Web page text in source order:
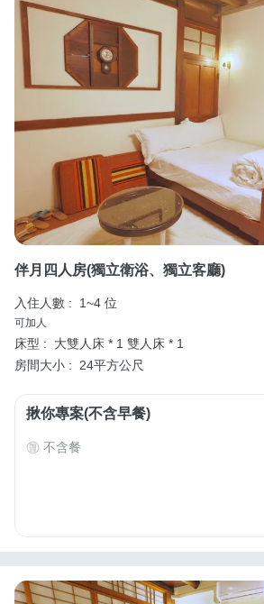
伴月四人房(獨立衛浴、獨立客廳)
入住人數 : 1~4 位
可加人
床型 : 大雙人床 * 1 雙人床 * 1
房間大小 :
24平方公尺
揪你專案(不含早餐)
不含餐